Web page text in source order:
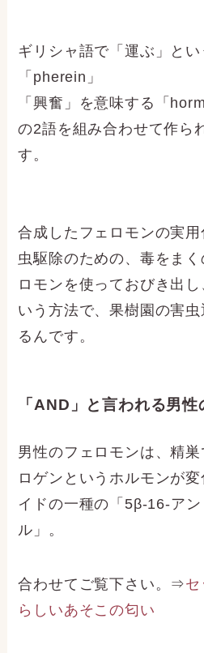
ギリシャ語で「運ぶ」と
「pherein」
「興奮」を意味する「
の2語を組み合わせて作ら
す。
合成したフェロモンの実
虫駆除のための、毒をま
ロモンを使っておびき出
いう方法で、果樹園の害
るんです。
「AND」と言われる男
男性のフェロモンは、精
ロゲンというホルモンが
イドの一種の「5β-16-ア
ル」。
合わせてご覧下さい。⇒
らしいあそこの匂い